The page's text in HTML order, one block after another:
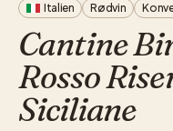
Italien Rødvin
Cantine
Rosso
Siciliane